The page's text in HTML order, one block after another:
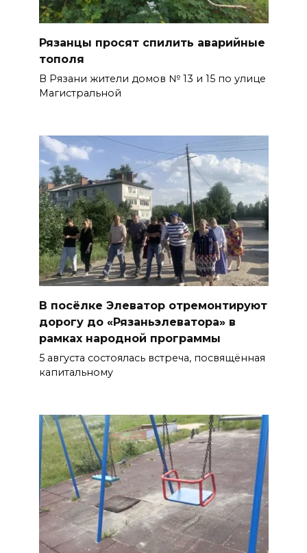
Рязанцы просят спилить аварийные
тополя
В Рязани жители домов № 13 и 15 по улице
Магистральной
В посёлке Элеватор отремонтируют
дорогу до «Рязаньэлеватора» в
рамках народной программы
5 августа состоялась встреча, посвящённая
капитальному